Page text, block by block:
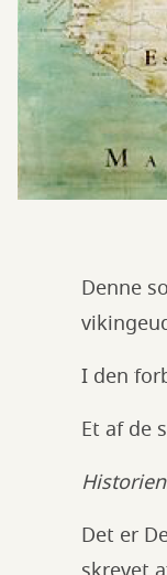
Denne
I den
Et af de
Det er